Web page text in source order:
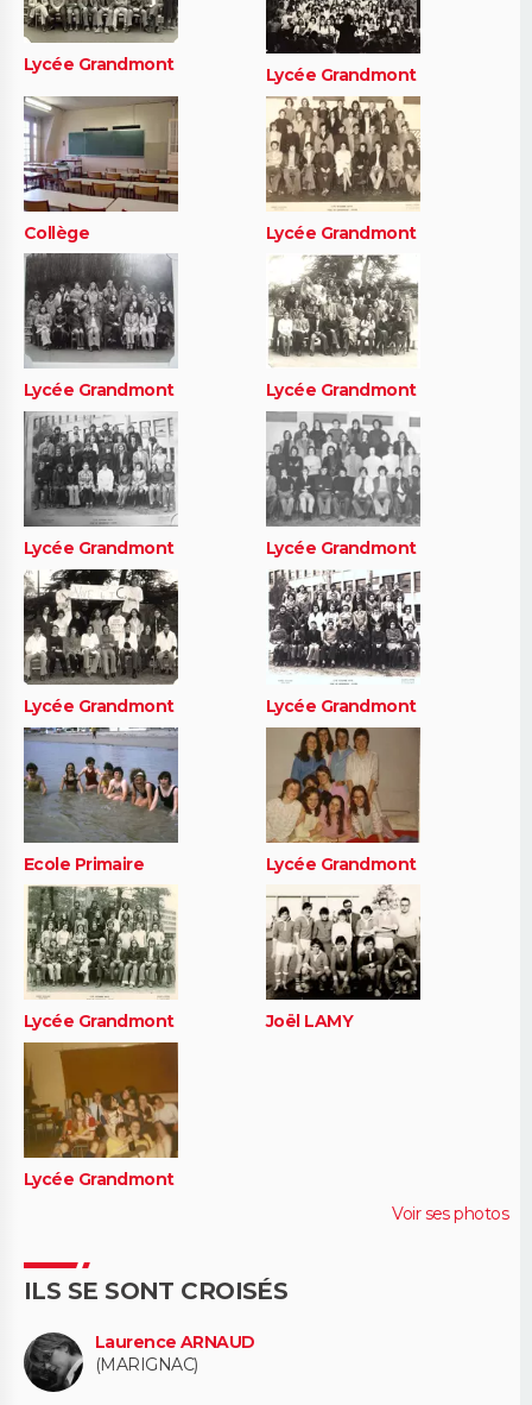
Lycée Grandmont Lycée Grandmont
Collège Lycée Grandmont
Lycée Grandmont Lycée Grandmont
Lycée Grandmont Lycée Grandmont
Lycée Grandmont Lycée Grandmont
Ecole Primaire Lycée Grandmont
Lycée Grandmont Joël LAMY
Lycée Grandmont
Voir ses photos
ILS SE SONT CROISÉS
Laurence ARNAUD
(MARIGNAC)